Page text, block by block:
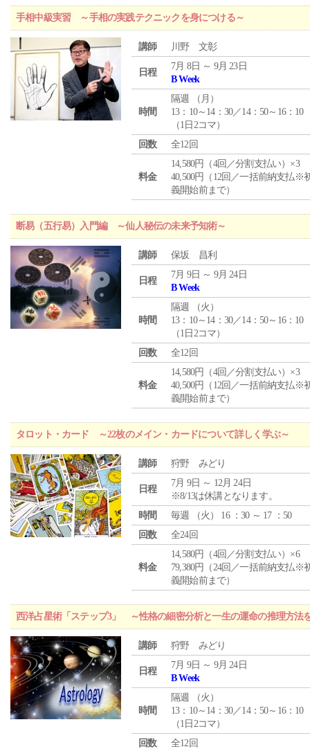
手相中級実習 ～手相の実践テクニックを身につける～
講師 川野 文彰
日程
7月 8日 ～ 9月 23日
B Week
時間
隔週 （ 月 ）
13：10～14：30／14：50～16：10
（1日2コマ）
回数
全12回
料金
14,580円（4回／分割支払い）×3
40,500円（12回／一括前納支払※
義開始前まで）
断易（五行易）入門編 ～仙人秘伝の未来予知術～
講師 保坂 昌利
日程
7月 9日 ～ 9月 24日
B Week
時間
隔週 （火 ）
13：10～14：30／14：50～16：10
（1日2コマ）
回数
全12回
料金
14,580円（4回／分割支払い）×3
40,500円（12回／一括前納支払※
義開始前まで）
タロット・カード ～22枚のメイン・カードについて詳しく学ぶ～
講師 狩野 みどり
日程
7月 9日 ～ 12月 24日
※8/13は休講となります。
時間
毎週 （火 ） 16 ：30 ～ 17 ：50
回数
全24回
料金
14,580円（4回／分割支払い）×6
79,380円（24回／一括前納支払※
義開始前まで）
西洋占星術「ステップ3」 ～性格の細密分析と一生の運命の推理方法
講師 狩野 みどり
日程
7月 9日 ～ 9月 24日
B Week
時間
隔週 （火 ）
13：10～14：30／14：50～16：10
（1日2コマ）
回数
全12回